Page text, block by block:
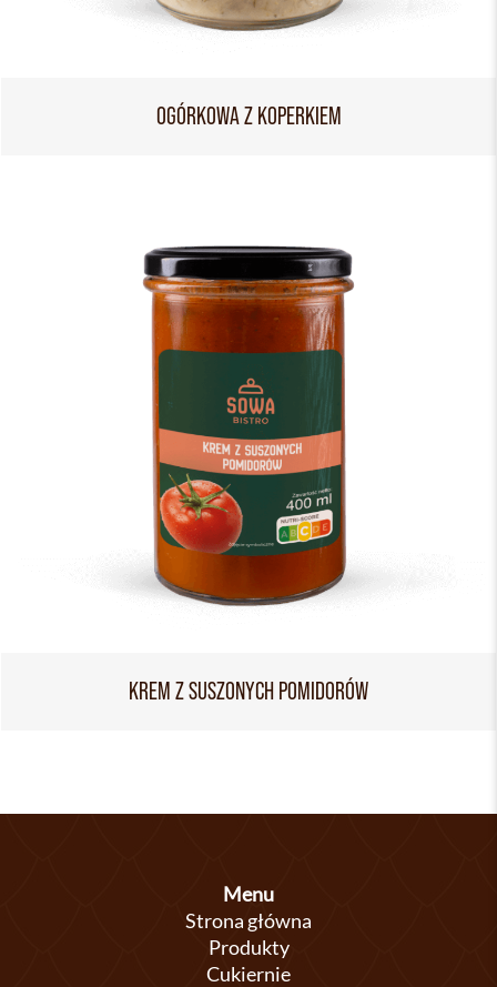
OGÓRKOWA Z KOPERKIEM
KREM Z SUSZONYCH POMIDORÓW
Menu
Strona główna
Produkty
Cukiernie